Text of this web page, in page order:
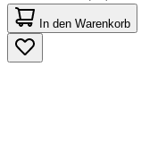
von
5
Sternen.
43
In den Warenkorb